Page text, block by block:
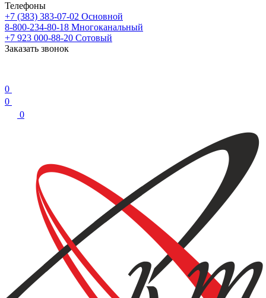
Телефоны
+7 (383) 383-07-02 Основной
8-800-234-80-18 Многоканальный
+7 923 000-88-20 Сотовый
Заказать звонок
0
0
0